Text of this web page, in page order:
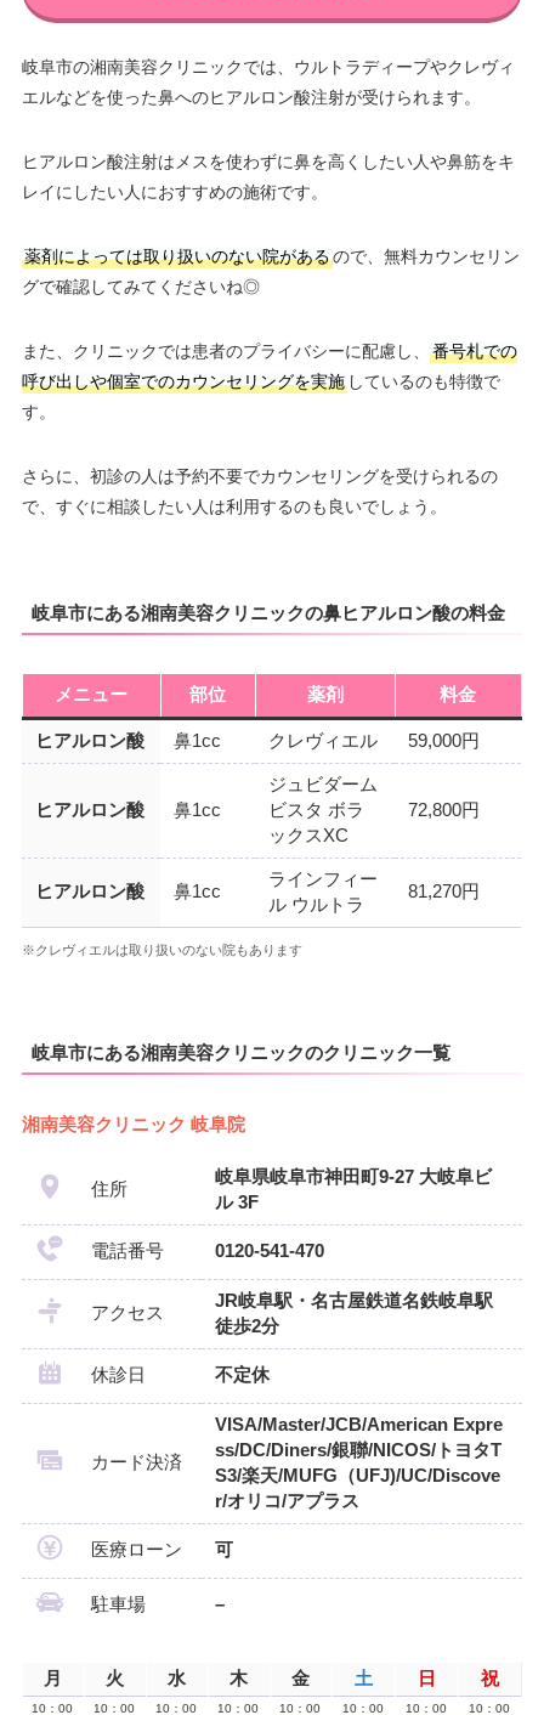
岐阜市の湘南美容クリニックでは、ウルトラディープやクレヴィ
エルなどを使った鼻へのヒアルロン酸注射が受けられます。
ヒアルロン酸注射はメスを使わずに鼻を高くしたい人や鼻筋をキ
レイにしたい人におすすめの施術です。
薬剤によっては取り扱いのない院があるので、無料カウンセリン
グで確認してみてくださいね◎
また、クリニックでは患者のプライバシーに配慮し、
番号札での
呼び出しや個室でのカウンセリングを実施しているのも特徴で
す。
さらに、初診の人は予約不要でカウンセリングを受けられるの
で、すぐに相談したい人は利用するのも良いでしょう。
岐阜市にある湘南美容クリニックの鼻ヒアルロン酸の料金
メニュー 部位 薬剤 料金
ヒアルロン酸 鼻1cc クレヴィエル 59,000円
ヒアルロン酸 鼻1cc
ジュビダーム
ビスタ ボラ
ックスXC
72,800円
ヒアルロン酸 鼻1cc
ラインフィー
ル ウルトラ
81,270円
※クレヴィエルは取り扱いのない院もあります
岐阜市にある湘南美容クリニックのクリニック一覧
湘南美容クリニック 岐阜院
住所
岐阜県岐阜市神田町9-27 大岐阜ビ
ル 3F
電話番号 0120-541-470
アクセス
JR岐阜駅・名古屋鉄道名鉄岐阜駅
徒歩2分
休診日 不定休
カード決済
VISA/Master/JCB/American Expre
ss/DC/Diners/銀聯/NICOS/トヨタT
S3/楽天/MUFG（UFJ)/UC/Discove
r/オリコ/アプラス
医療ローン 可
駐車場 –
月 火 水 木 金 土 日 祝
10：00 10：00 10：00 10：00 10：00 10：00 10：00 10：00